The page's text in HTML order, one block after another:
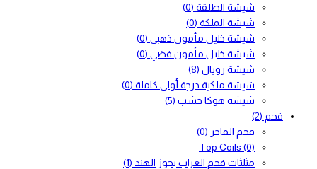
شيشة الطلقة (0)
شيشة الملكة (0)
شيشة خليل مأمون ذهبي (0)
شيشة خليل مأمون فضي (0)
شيشة رويال (8)
شيشة ملكية درجة أولى كاملة (0)
شيشة هوكا خشب (5)
فحم (2)
فحم الفاخر (0)
Top Coils (0)
مثلثات فحم العراب بجوز الهند (1)